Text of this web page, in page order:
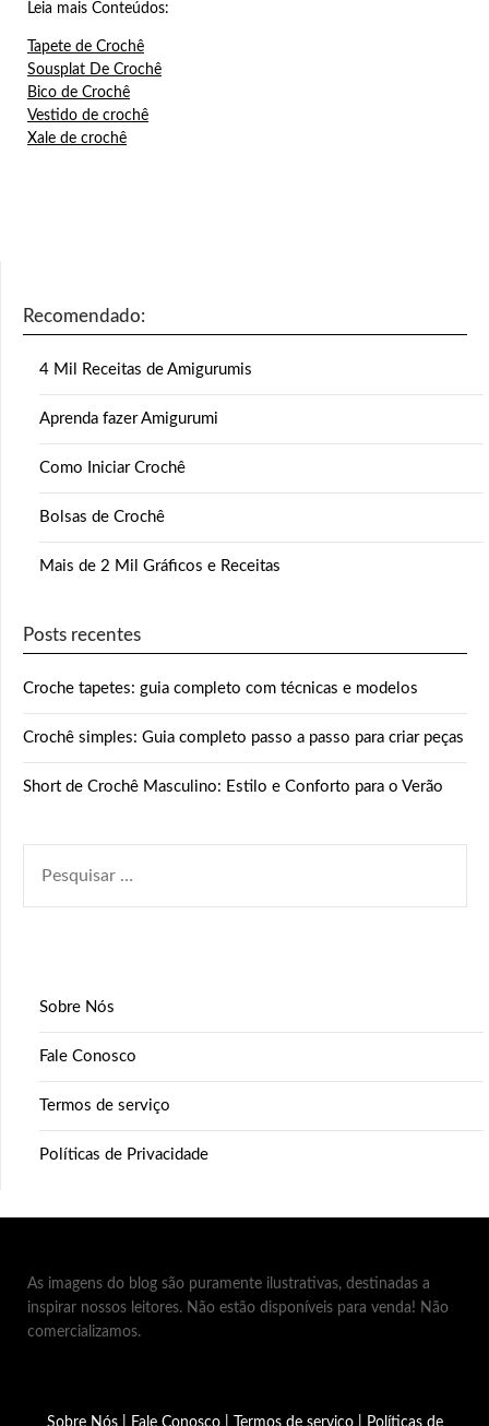
Leia mais Conteúdos:
Tapete de Crochê
Sousplat De Crochê
Bico de Crochê
Vestido de crochê
Xale de crochê
Recomendado:
4 Mil Receitas de Amigurumis
Aprenda fazer Amigurumi
Como Iniciar Crochê
Bolsas de Crochê
Mais de 2 Mil Gráficos e Receitas
Posts recentes
Croche tapetes: guia completo com técnicas e modelos
Crochê simples: Guia completo passo a passo para criar peças
Short de Crochê Masculino: Estilo e Conforto para o Verão
POR:
Sobre Nós
Fale Conosco
Termos de serviço
Políticas de Privacidade
As imagens do blog são puramente ilustrativas, destinadas a
inspirar nossos leitores. Não estão disponíveis para venda! Não
comercializamos.